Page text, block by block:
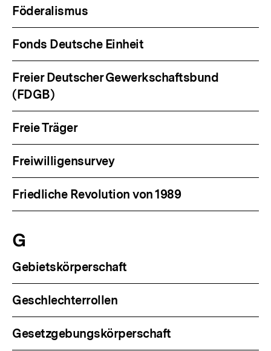
Föderalismus
Fonds Deutsche Einheit
Freier Deutscher Gewerkschaftsbund
(FDGB)
Freie Träger
Freiwilligensurvey
Friedliche Revolution von 1989
G
Gebietskörperschaft
Geschlechterrollen
Gesetzgebungskörperschaft